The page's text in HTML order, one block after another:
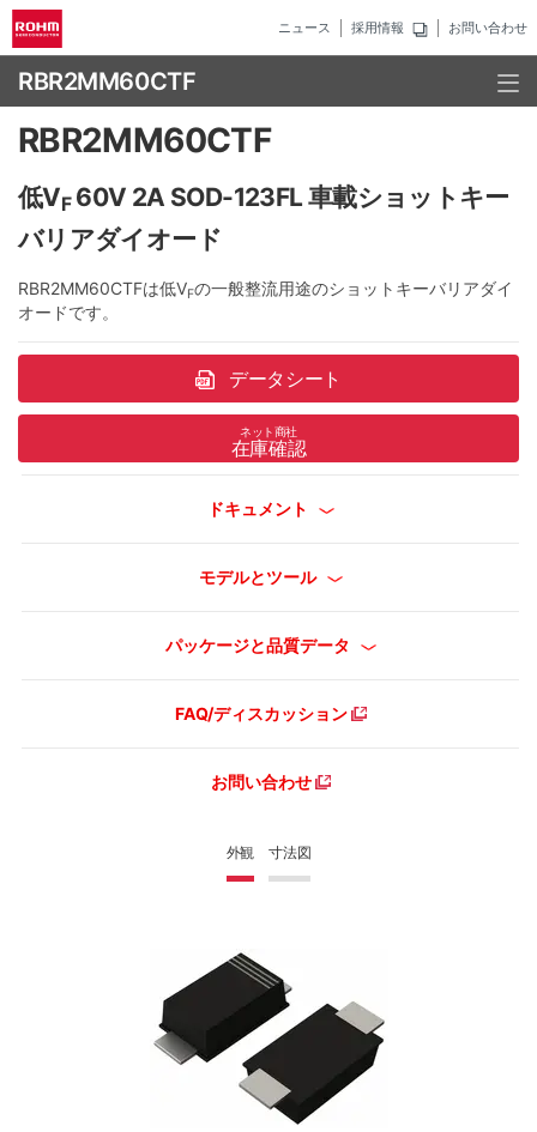
ニュース 採用情報 お問い合わせ
RBR2MM60CTF
外観 寸法図
RBR2MM60CTF
低VF60V 2A SOD-123FL 車載ショットキー
バリアダイオード
RBR2MM60CTFは低VFの一般整流用途のショットキーバリアダイ
オードです。
データシート
ネット商社
在庫確認
ドキュメント
モデルとツール
パッケージと品質データ
FAQ/ディスカッション
お問い合わせ